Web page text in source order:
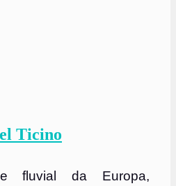
Ticino
fluvial da Europa,